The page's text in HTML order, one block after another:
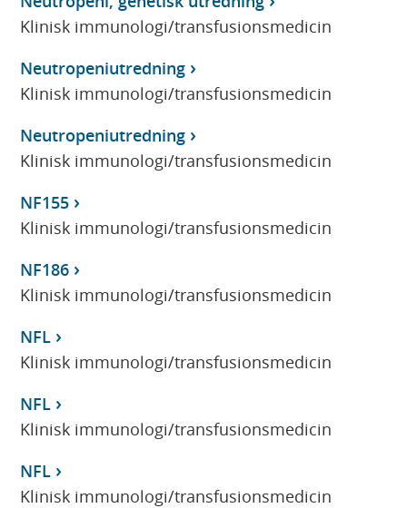
Klinisk immunologi/transfusionsmedicin
Neutropeniutredning
Klinisk immunologi/transfusionsmedicin
Neutropeniutredning
Klinisk immunologi/transfusionsmedicin
NF155
Klinisk immunologi/transfusionsmedicin
NF186
Klinisk immunologi/transfusionsmedicin
NFL
Klinisk immunologi/transfusionsmedicin
NFL
Klinisk immunologi/transfusionsmedicin
NFL
Klinisk immunologi/transfusionsmedicin